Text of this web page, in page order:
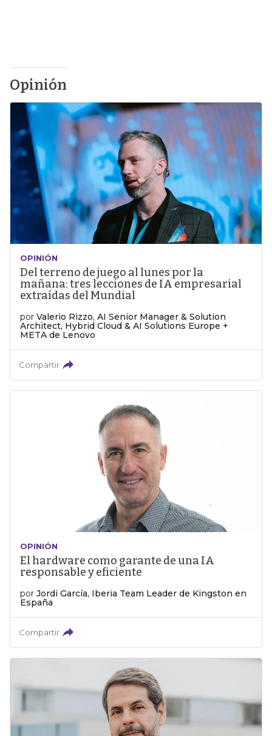
Opinión
OPINIÓN
Del terreno de juego al lunes por la
mañana: tres lecciones de IA empresarial
extraídas del Mundial
por Valerio Rizzo, AI Senior Manager & Solution
Architect, Hybrid Cloud & AI Solutions Europe +
META de Lenovo
Compartir
OPINIÓN
El hardware como garante de una IA
responsable y eficiente
por Jordi García, Iberia Team Leader de Kingston en
España
Compartir